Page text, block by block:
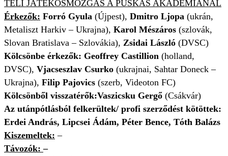
TÉLI JÁTÉKOSMOZGÁS A PUSKÁS AKADÉMIÁNÁL
Érkezők: Forró Gyula (Újpest), Dmitro Ljopa (ukrán,
Metaliszt Harkiv – Ukrajna), Karol Mészáros (szlovák,
Slovan Bratislava – Szlovákia), Zsidai László (DVSC)
Kölcsönbe érkezők: Geoffrey Castillion (holland,
DVSC), Vjacseszlav Csurko (ukrajnai, Sahtar Doneck –
Ukrajna), Filip Pajovics (szerb, Videoton FC)
Kölcsönből visszatérők:Vaszicsku Gergő (Csákvár)
Az utánpótlásból felkerültek/ profi szerződést kötöttek:
Erdei András, Lipcsei Ádám, Péter Bence, Tóth Balázs
Kiszemeltek: –
Távozók:–